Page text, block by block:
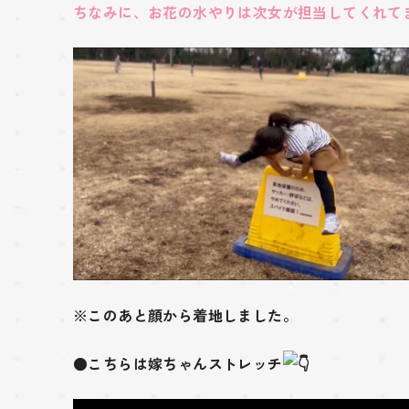
ちなみに、お花の水やりは次女が担当してくれて
※このあと顔から着地しました。
●こちらは嫁ちゃんストレッチ